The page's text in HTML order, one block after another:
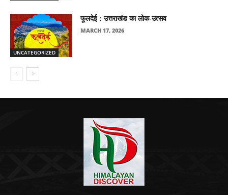
UNCATEGORIZED
फूलदेई : उत्तराखंड का लोक-उत्सव
MARCH 17, 2026